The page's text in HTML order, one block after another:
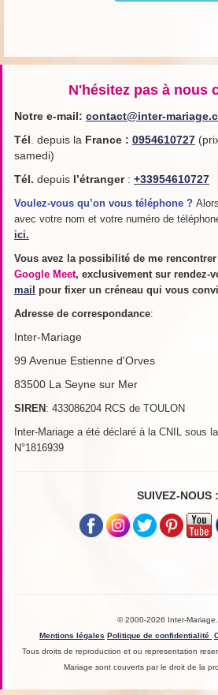
N'hésitez pas à nous
Notre e-mail: contact@inter-
Tél . depuis la France : 0954610727
samedi)
Tél. depuis l’étranger: +33954610727
Voulez-vous qu’on vous téléphone ?
avec votre nom et votre numéro de
ici.
Vous avez la possibilité de me rencontrer
Google Meet, exclusivement sur rendez-
mail pour fixer un créneau qui vous
Adresse de correspondance:
Inter-Mariage
99 Avenue Estienne d'Orves
83500 La Seyne sur Mer
SIREN : 433086204 RCS de TOULON
Inter-Mariage a été déclaré à la CNIL sous
N°1816939
SUIVEZ-NOUS :
© 2000-2026 Inter-
Mentions légales Politique de confidentialité
Tous droits de reproduction et ou representation
Mariage sont couverts par le droit de la